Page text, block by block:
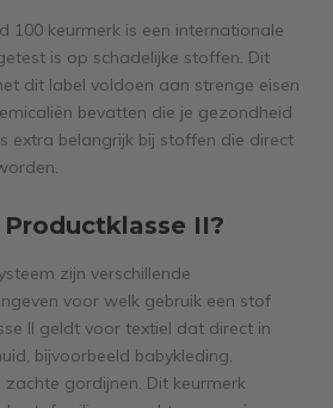
100 keurmerk is een internationale
is op schadelijke stoffen. Dit
dit label voldoen aan strenge eisen
bevatten die je gezondheid
extra belangrijk bij stoffen die direct
II?
zijn verschillende
voor welk gebruik een stof
II geldt voor textiel dat direct in
bijvoorbeeld babykleding,
zachte gordijnen. Dit keurmerk